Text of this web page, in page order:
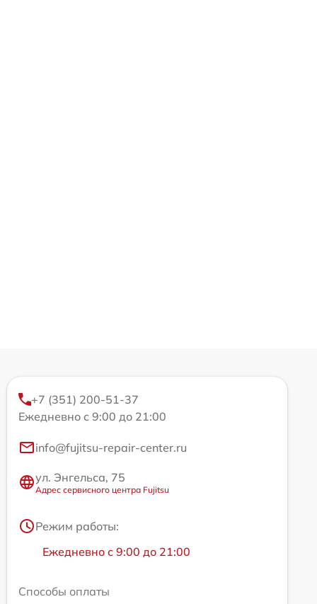
+7 (351) 200-51-37
Ежедневно с 9:00 до 21:00
info@fujitsu-repair-center.ru
ул. Энгельса, 75
Адрес сервисного центра Fujitsu
Режим работы:
Ежедневно с 9:00 до 21:00
Способы оплаты